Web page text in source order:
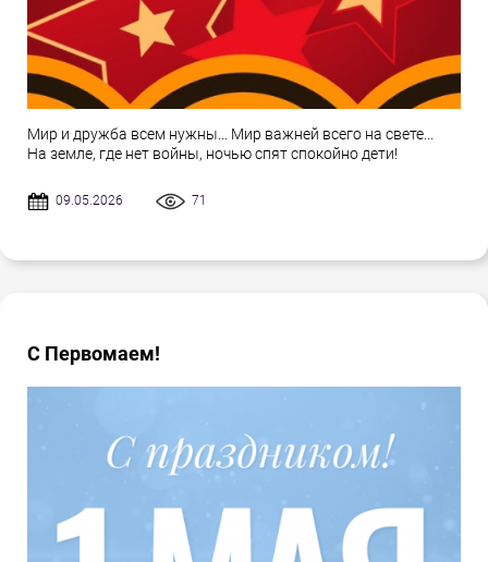
Мир и дружба всем нужны... Мир важней всего на свете...
На земле, где нет войны, ночью спят спокойно дети!
09.05.2026 71
С Первомаем!